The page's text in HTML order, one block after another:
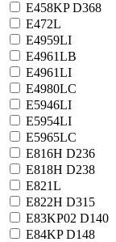
E458KP D368
E472L
E4959LI
E4961LB
E4961LI
E4980LC
E5946LI
E5954LI
E5965LC
E816H D236
E818H D238
E821L
E822H D315
E83KP02 D140
E84KP D148